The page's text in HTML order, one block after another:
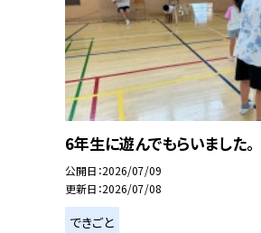
6年生に遊んでもらいました。
公開日 2026/07/09
更新日 2026/07/08
できごと